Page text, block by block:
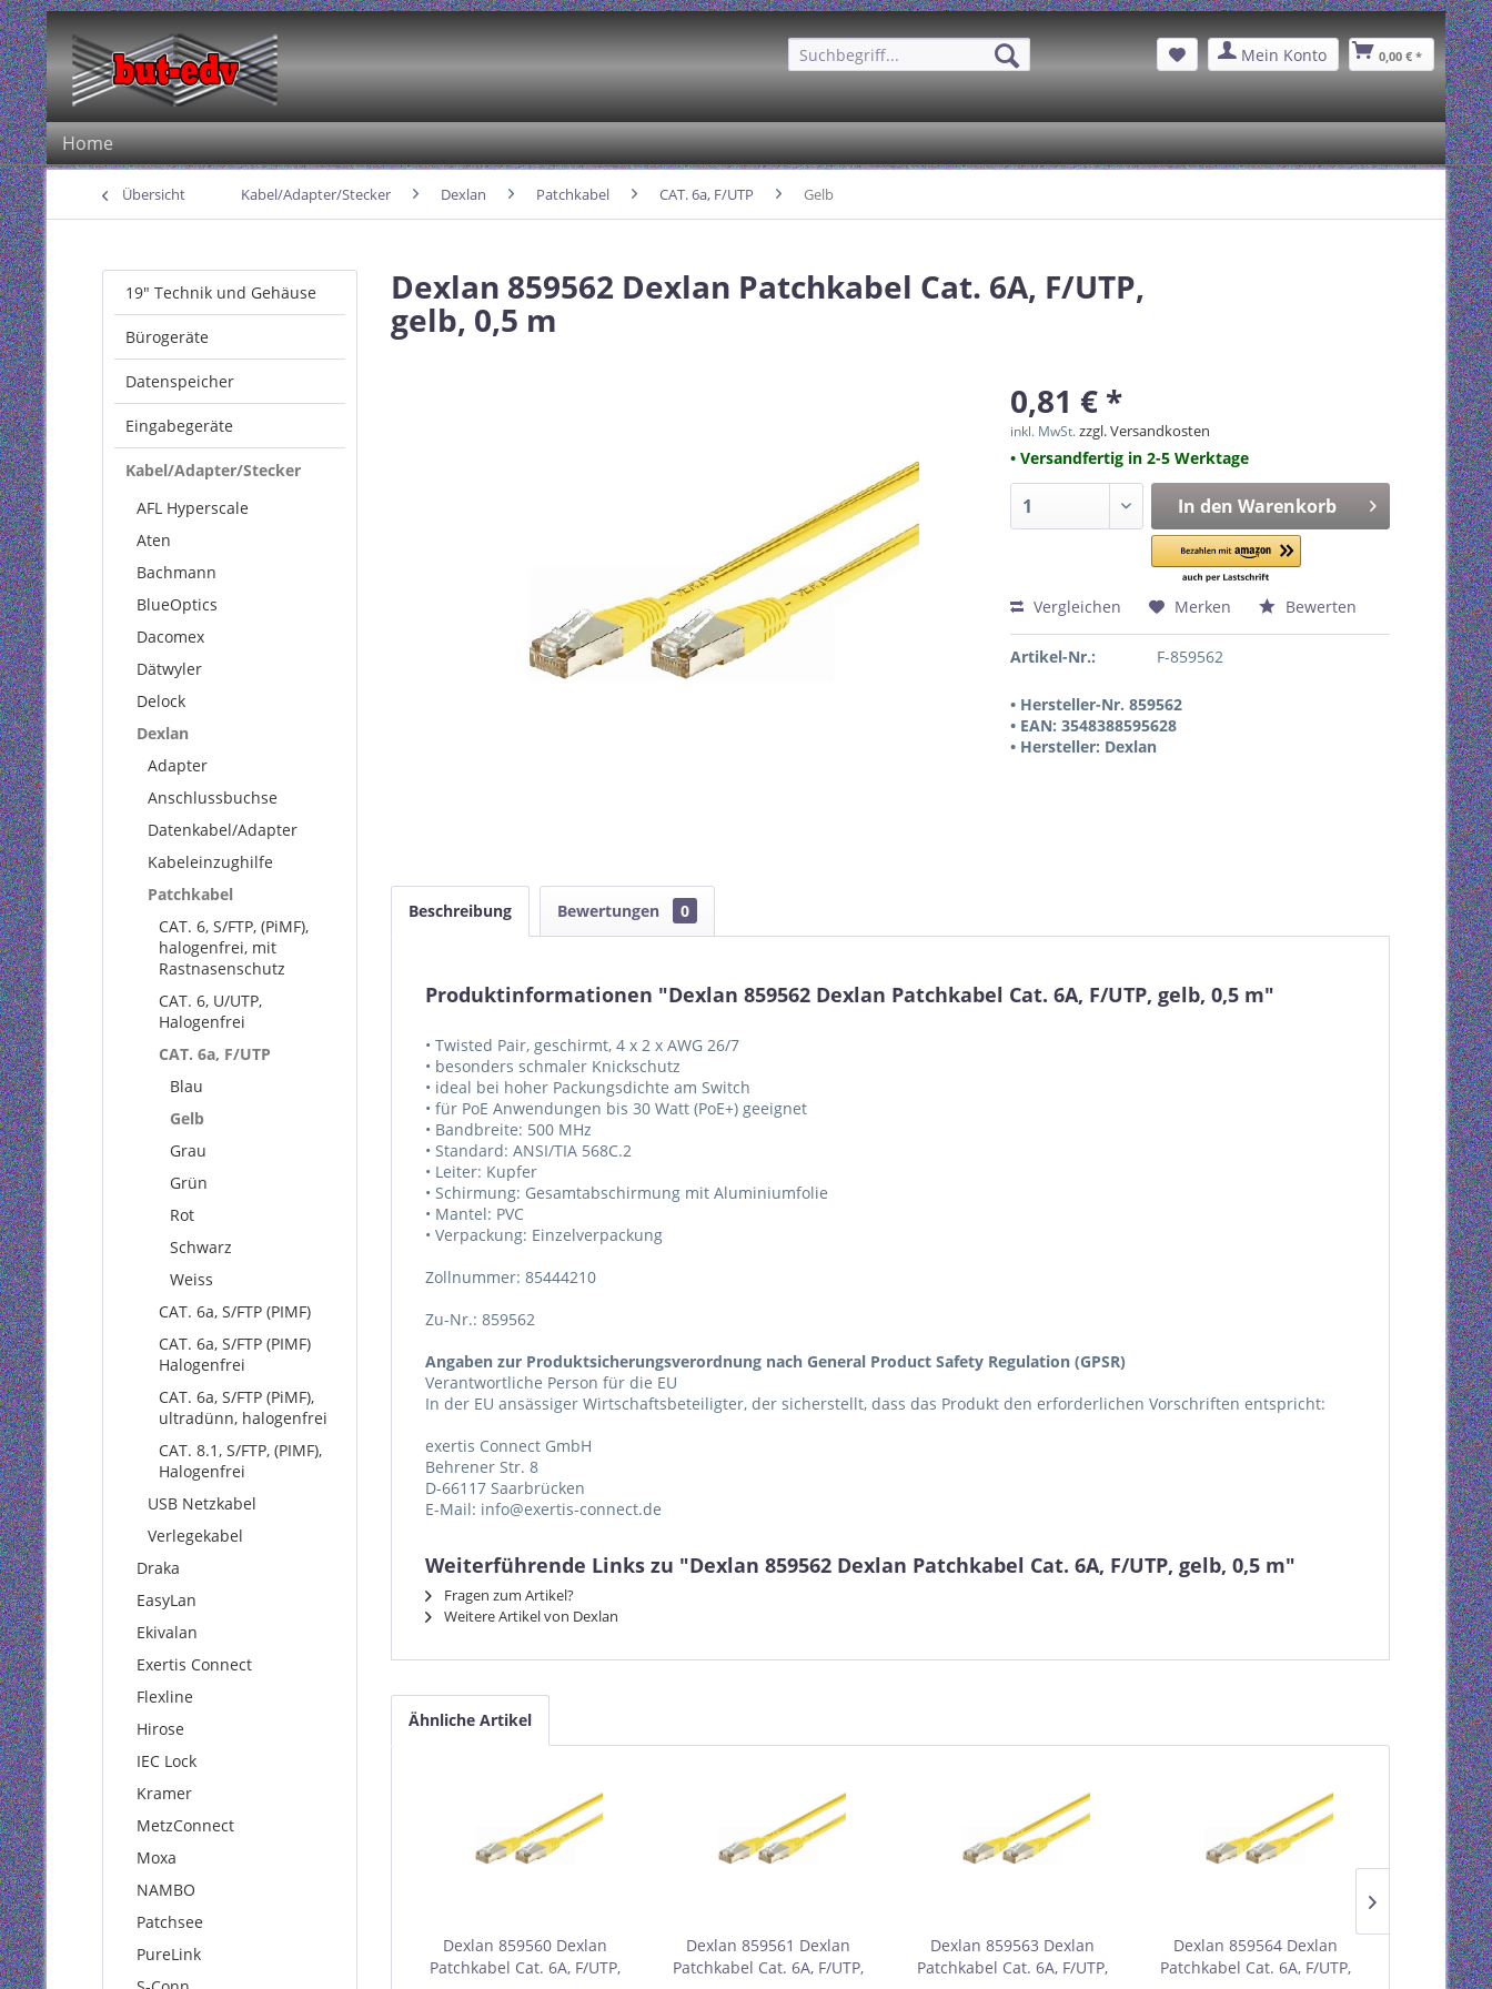
Mein Konto 0,00 € *
Home
Übersicht Kabel/Adapter/Stecker Dexlan Patchkabel CAT. 6a, F/UTP Gelb
19" Technik und Gehäuse
Bürogeräte
Datenspeicher
Eingabegeräte
Kabel/Adapter/Stecker
AFL Hyperscale
Aten
Bachmann
BlueOptics
Dacomex
Dätwyler
Delock
Dexlan
Adapter
Anschlussbuchse
Datenkabel/Adapter
Kabeleinzughilfe
Patchkabel
CAT. 6, S/FTP, (PiMF),
halogenfrei, mit
Rastnasenschutz
CAT. 6, U/UTP,
Halogenfrei
CAT. 6a, F/UTP
Blau
Gelb
Grau
Grün
Rot
Schwarz
Weiss
CAT. 6a, S/FTP (PIMF)
CAT. 6a, S/FTP (PIMF)
Halogenfrei
CAT. 6a, S/FTP (PiMF),
ultradünn, halogenfrei
CAT. 8.1, S/FTP, (PIMF),
Halogenfrei
USB Netzkabel
Verlegekabel
Draka
EasyLan
Ekivalan
Exertis Connect
Flexline
Hirose
IEC Lock
Kramer
MetzConnect
Moxa
NAMBO
Patchsee
PureLink
Dexlan 859562 Dexlan Patchkabel Cat. 6A, F/UTP,
gelb, 0,5 m
0,81 € *
inkl. MwSt.zzgl. Versandkosten
• Versandfertig in 2-5 Werktage
In den Warenkorb
Vergleichen Merken Bewerten
Artikel-Nr.: F-859562
• Hersteller-Nr. 859562
• EAN: 3548388595628
• Hersteller: Dexlan
Beschreibung Bewertungen 0
Produktinformationen "Dexlan 859562 Dexlan Patchkabel Cat. 6A, F/UTP, gelb, 0,5 m"
• Twisted Pair, geschirmt, 4 x 2 x AWG 26/7
• besonders schmaler Knickschutz
• ideal bei hoher Packungsdichte am Switch
• für PoE Anwendungen bis 30 Watt (PoE+) geeignet
• Bandbreite: 500 MHz
• Standard: ANSI/TIA 568C.2
• Leiter: Kupfer
• Schirmung: Gesamtabschirmung mit Aluminiumfolie
• Mantel: PVC
• Verpackung: Einzelverpackung
Zollnummer: 85444210
Zu-Nr.: 859562
Angaben zur Produktsicherungsverordnung nach General Product Safety Regulation (GPSR)
Verantwortliche Person für die EU
In der EU ansässiger Wirtschaftsbeteiligter, der sicherstellt, dass das Produkt den erforderlichen Vorschriften entspricht:
exertis Connect GmbH
Behrener Str. 8
D-66117 Saarbrücken
E-Mail: info@exertis-connect.de
Weiterführende Links zu "Dexlan 859562 Dexlan Patchkabel Cat. 6A, F/UTP, gelb, 0,5 m"
Fragen zum Artikel?
Weitere Artikel von Dexlan
Ähnliche Artikel
Dexlan 859560 Dexlan
Patchkabel Cat. 6A, F/UTP,
Dexlan 859561 Dexlan
Patchkabel Cat. 6A, F/UTP,
Dexlan 859563 Dexlan
Patchkabel Cat. 6A, F/UTP,
Dexlan 859564 Dexlan
Patchkabel Cat. 6A, F/UTP,
Dexlan